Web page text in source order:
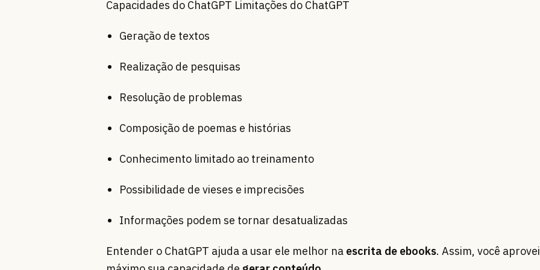
Capacidades do ChatGPT Limitações do ChatGPT
Geração de textos
Realização de pesquisas
Resolução de problemas
Composição de poemas e histórias
Conhecimento limitado ao treinamento
Possibilidade de vieses e imprecisões
Informações podem se tornar desatualizadas
Entender o ChatGPT ajuda a usar ele melhor na escrita de ebooks. Assim, você